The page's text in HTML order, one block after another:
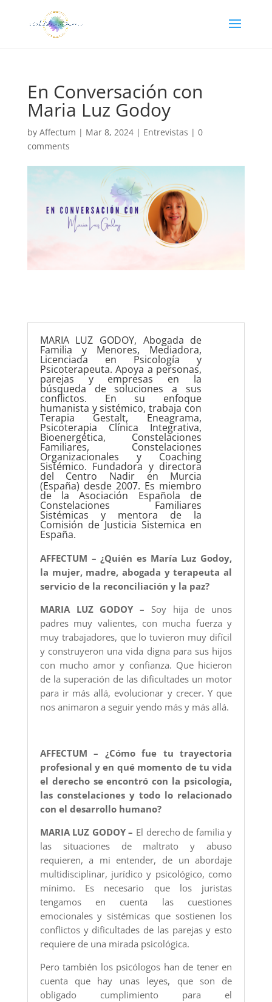
En Conversación con
Maria Luz Godoy
by Affectum | Mar 8, 2024| Entrevistas | 0
comments
MARIA LUZ GODOY, Abogada de
Familia y Menores, Mediadora,
Licenciada en Psicología y
Psicoterapeuta. Apoya a personas,
parejas y empresas en la
búsqueda de soluciones a sus
conflictos. En su enfoque
humanista y sistémico, trabaja con
Terapia Gestalt, Eneagrama,
Psicoterapia Clínica Integrativa,
Bioenergética, Constelaciones
Familiares, Constelaciones
Organizacionales y Coaching
Sistémico. Fundadora y directora
del Centro Nadir en Murcia
(España) desde 2007. Es miembro
de la Asociación Española de
Constelaciones Familiares
Sistémicas y mentora de la
Comisión de Justicia Sistemica en
España.
AFFECTUM – ¿Quién es María Luz Godoy,
la mujer, madre, abogada y terapeuta al
servicio de la reconciliación y la paz?
MARIA LUZ GODOY – Soy hija de unos
padres muy valientes, con mucha fuerza y
muy trabajadores, que lo tuvieron muy difícil
y construyeron una vida digna para sus hijos
con mucho amor y confianza. Que hicieron
de la superación de las dificultades un motor
para ir más allá, evolucionar y crecer. Y que
nos animaron a seguir yendo más y más allá.
AFFECTUM – ¿Cómo fue tu trayectoria
profesional y en qué momento de tu vida
el derecho se encontró con la psicología,
las constelaciones y todo lo relacionado
con el desarrollo humano?
MARIA LUZ GODOY – El derecho de familia y
las situaciones de maltrato y abuso
requieren, a mi entender, de un abordaje
multidisciplinar, jurídico y psicológico, como
mínimo. Es necesario que los juristas
tengamos en cuenta las cuestiones
emocionales y sistémicas que sostienen los
conflictos y dificultades de las parejas y esto
requiere de una mirada psicológica.
Pero también los psicólogos han de tener en
cuenta que hay unas leyes, que son de
obligado cumplimiento para el